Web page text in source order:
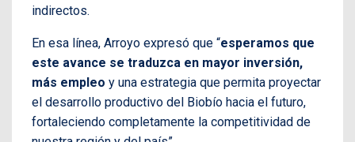
indirectos.
En esa línea, Arroyo expresó que “esperamos que
este avance se traduzca en mayor inversión,
más empleo y una estrategia que permita proyectar
el desarrollo productivo del Biobío hacia el futuro,
fortaleciendo completamente la competitividad de